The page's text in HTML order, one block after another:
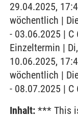
29.04.2025,
wöchentlich |
- 03.06.2025 | C
Einzeltermin |
10.06.2025,
wöchentlich |
- 08.07.2025 | C
Inhalt: *** This